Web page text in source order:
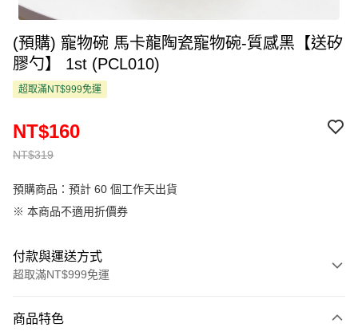
(預購) 寵物碗 馬卡龍陶瓷寵物碗-質感黑【送矽
膠勺】 1st (PCL010)
超取滿NT$999免運
NT$319
NT$160
預購商品：預計 60 個工作天出貨
※ 本商品不適用折價券
付款與運送方式
超取滿NT$999免運
信用卡一次付款
商品特色